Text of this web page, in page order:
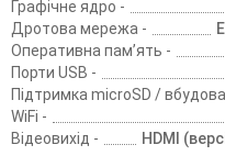
Графічне ядро -
Дротова мережа -
Оперативна памʼять -
Порти USB -
Підтримка microSD /
WiFi -
Відеовихід -
HDMI